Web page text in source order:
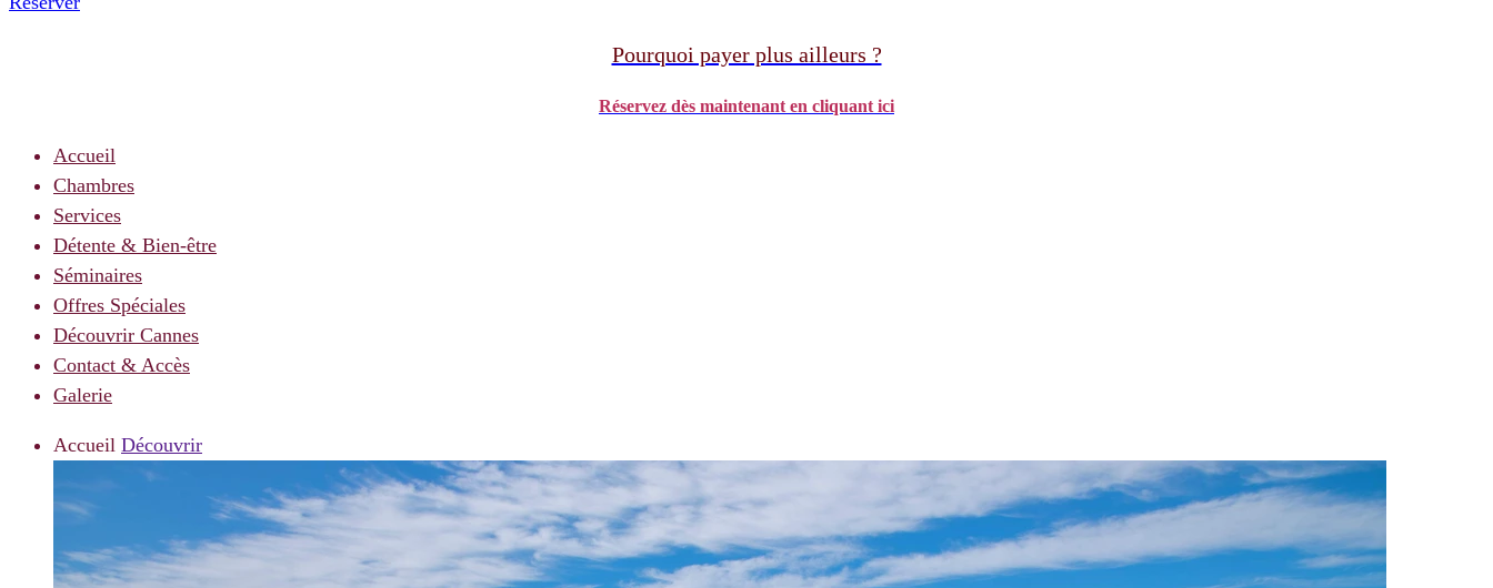
Pourquoi payer plus ailleurs ?
Réservez dès maintenant en cliquant ici
Accueil
Chambres
Services
Détente & Bien-être
Séminaires
Offres Spéciales
Découvrir Cannes
Contact & Accès
Galerie
Accueil Découvrir